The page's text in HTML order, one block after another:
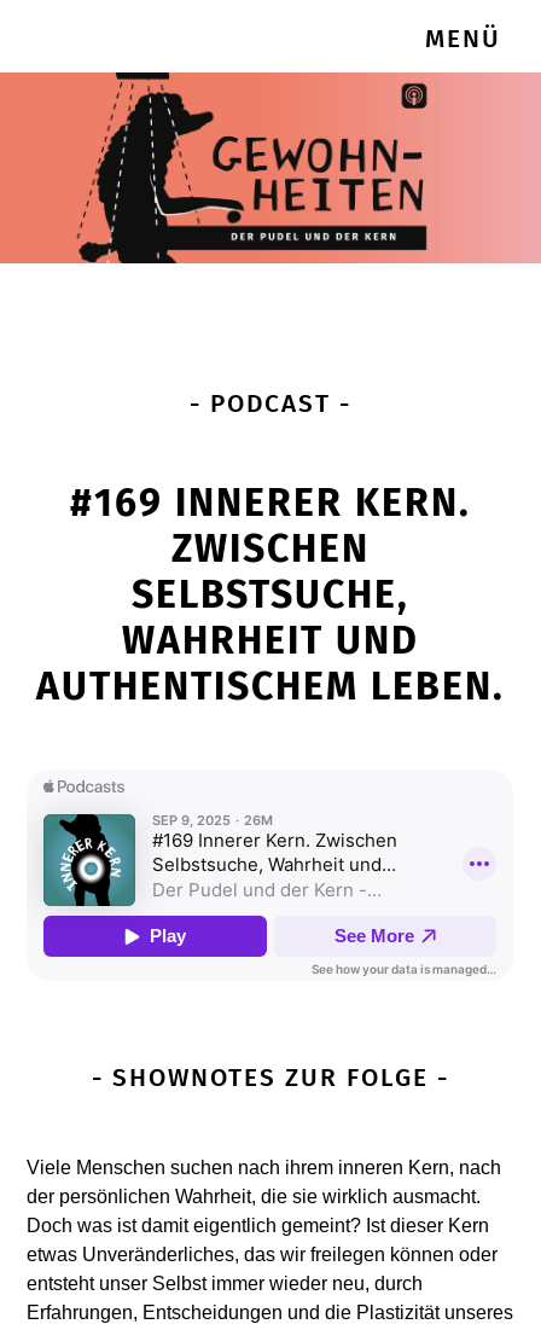
MENÜ
- PODCAST -
#169 INNERER KERN.
ZWISCHEN
SELBSTSUCHE,
WAHRHEIT UND
AUTHENTISCHEM LEBEN.
- SHOWNOTES ZUR FOLGE -
Viele Menschen suchen nach ihrem inneren Kern, nach
der persönlichen Wahrheit, die sie wirklich ausmacht.
Doch was ist damit eigentlich gemeint? Ist dieser Kern
etwas Unveränderliches, das wir freilegen können oder
entsteht unser Selbst immer wieder neu, durch
Erfahrungen, Entscheidungen und die Plastizität unseres